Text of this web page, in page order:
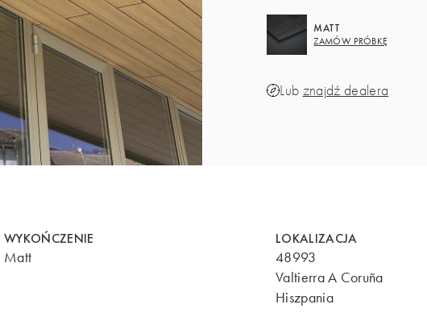
MATT
ZAMÓW PRÓBKĘ
Lub znajdź dealera
WYKOŃCZENIE
Matt
LOKALIZACJA
48993
Valtierra A Coruña
Hiszpania